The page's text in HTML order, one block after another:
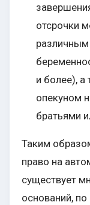
отсрочки
различным
и более), а
опекуном
братьями
Таким
право на
существует
оснований,